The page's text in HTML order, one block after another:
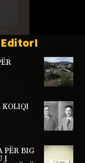
KOLIQI
PËR BIG
I